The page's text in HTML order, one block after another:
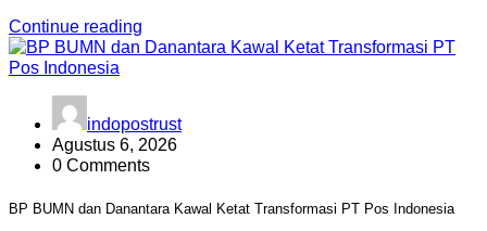
Continue reading
indopostrust
Agustus 6, 2026
0 Comments
BP BUMN dan Danantara Kawal Ketat Transformasi PT Pos Indonesia